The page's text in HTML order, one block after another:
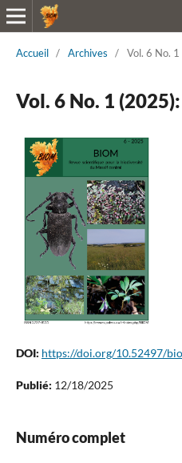
Accueil / Archives / Vol. 6 No.
Vol. 6 No. 1
DOI: https://doi.org/10.52497/
Publié: 12/18/2025
Numéro complet